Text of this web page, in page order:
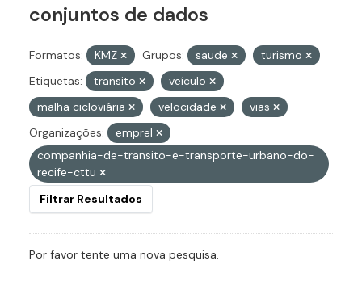
conjuntos de dados
Formatos: KMZ Grupos: saude
turismo
Etiquetas:
transito
veículo
malha cicloviária
velocidade
vias
Organizações:
emprel
companhia-de-transito-e-transporte-urbano-do-
recife-cttu
Filtrar Resultados
Por favor tente uma nova pesquisa.